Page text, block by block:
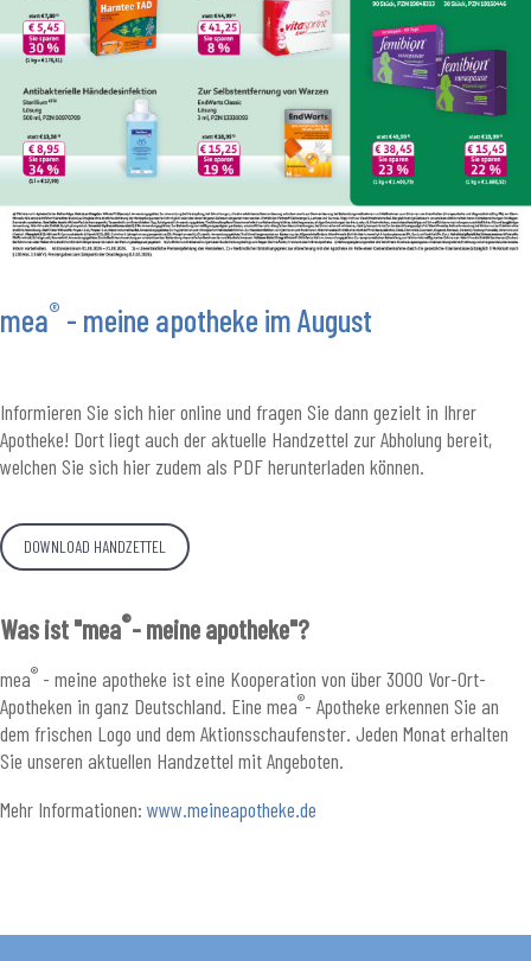
mea® - meine apotheke im August
Informieren Sie sich hier online und fragen Sie dann gezielt in Ihrer
Apotheke! Dort liegt auch der aktuelle Handzettel zur Abholung bereit,
welchen Sie sich hier zudem als PDF herunterladen können.
DOWNLOAD HANDZETTEL
Was ist "mea®- meine apotheke"?
mea® - meine apotheke ist eine Kooperation von über 3000 Vor-Ort-
Apotheken in ganz Deutschland. Eine mea®- Apotheke erkennen Sie an
dem frischen Logo und dem Aktionsschaufenster. Jeden Monat erhalten
Sie unseren aktuellen Handzettel mit Angeboten.
Mehr Informationen: www.meineapotheke.de